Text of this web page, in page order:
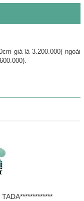
giá là 3.200.000( ngoài